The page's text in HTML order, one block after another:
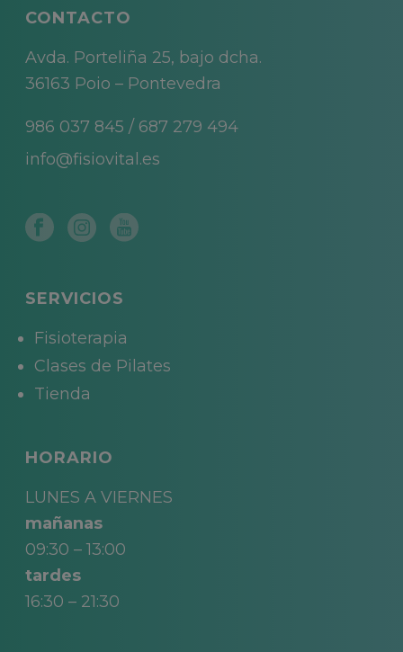
CONTACTO
Avda. Porteliña 25, bajo dcha.
36163 Poio – Pontevedra
986 037 845 / 687 279 494
info@fisiovital.es
SERVICIOS
Fisioterapia
Clases de Pilates
Tienda
HORARIO
LUNES A VIERNES
mañanas
09:30 – 13:00
tardes
16:30 – 21:30